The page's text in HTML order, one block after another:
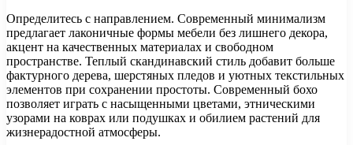
Определитесь с направлением. Современный минимализм
предлагает лаконичные формы мебели без лишнего декора,
акцент на качественных материалах и свободном
пространстве. Теплый скандинавский стиль добавит больше
фактурного дерева, шерстяных пледов и уютных текстильных
элементов при сохранении простоты. Современный бохо
позволяет играть с насыщенными цветами, этническими
узорами на коврах или подушках и обилием растений для
жизнерадостной атмосферы.